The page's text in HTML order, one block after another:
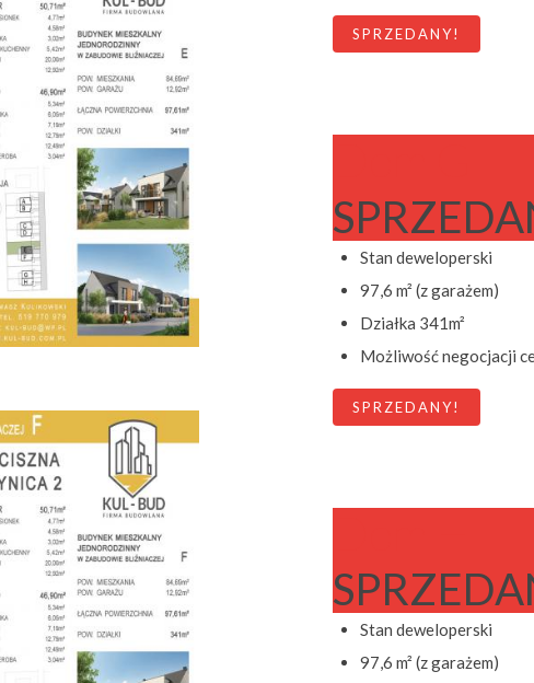
SPRZEDANY!
Stan deweloperski
97,6 m² (z garażem)
Działka 341m²
Możliwość negocjacji
SPRZEDANY!
Stan deweloperski
97,6 m² (z garażem)